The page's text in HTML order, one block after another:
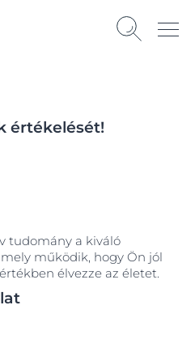
értékelését!
tudomány a kiváló
működik, hogy Ön jól
élvezze az életet.